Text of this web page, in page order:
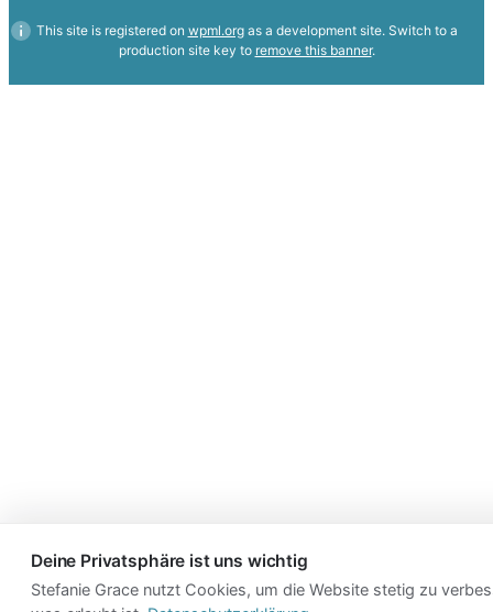
Deine Privatsphäre ist uns wichtig
Stefanie Grace nutzt Cookies, um die Website stetig zu
This site is registered on wpml.orgas a development site. Switch to a
production site key to remove this banner.